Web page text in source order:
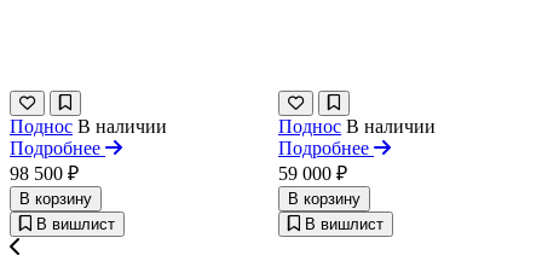
Поднос В наличии
Подробнее
98 500 ₽
В корзину
В вишлист
Поднос В наличии
Подробнее
59 000 ₽
В корзину
В вишлист